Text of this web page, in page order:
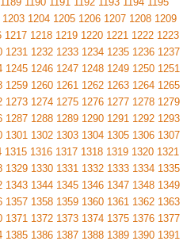
1203 1204 1205 1206 1207 1208 1209
1217 1218 1219 1220 1221 1222 1223
1231 1232 1233 1234 1235 1236 1237
1245 1246 1247 1248 1249 1250 1251
1259 1260 1261 1262 1263 1264 1265
1273 1274 1275 1276 1277 1278 1279
1287 1288 1289 1290 1291 1292 1293
1301 1302 1303 1304 1305 1306 1307
1315 1316 1317 1318 1319 1320 1321
1329 1330 1331 1332 1333 1334 1335
1343 1344 1345 1346 1347 1348 1349
1357 1358 1359 1360 1361 1362 1363
1371 1372 1373 1374 1375 1376 1377
1385 1386 1387 1388 1389 1390 1391